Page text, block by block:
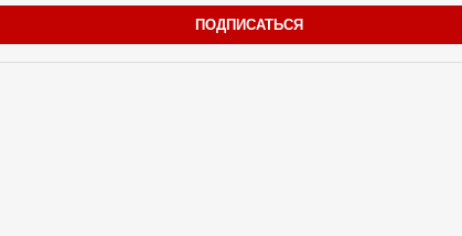
ПОДПИСАТЬСЯ